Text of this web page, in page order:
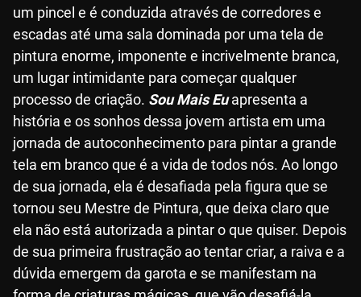
um pincel e é conduzida através de corredores e
escadas até uma sala dominada por uma tela de
pintura enorme, imponente e incrivelmente branca,
um lugar intimidante para começar qualquer
processo de criação. Sou Mais Euapresenta a
história e os sonhos dessa jovem artista em uma
jornada de autoconhecimento para pintar a grande
tela em branco que é a vida de todos nós. Ao longo
de sua jornada, ela é desafiada pela figura que se
tornou seu Mestre de Pintura, que deixa claro que
ela não está autorizada a pintar o que quiser. Depois
de sua primeira frustração ao tentar criar, a raiva e a
dúvida emergem da garota e se manifestam na